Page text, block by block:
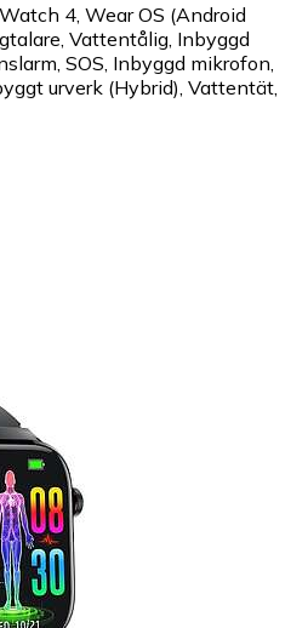
4, Wear OS (Android
Vattentålig, Inbyggd
SOS, Inbyggd mikrofon,
urverk (Hybrid), Vattentät,